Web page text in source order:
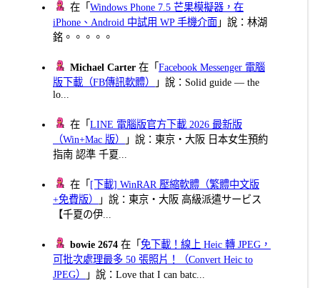
在「Windows Phone 7.5 芒果模擬器，在
iPhone、Android 中試用 WP 手機介面 」說：林湖
銘。。。。。
Michael Carter 在「Facebook Messenger 電腦
版下載（FB傳訊軟體）
」說：Solid guide — the
lo...
在「LINE 電腦版官方下載 2026 最新版
（Win+Mac 版）
」說：東京・大阪 日本女生預約
指南 認準 千夏...
在「 [下載] WinRAR 壓縮軟體（繁體中文版
+免費版）
」說：東京・大阪 高級派遣サービス
【千夏の伊...
bowie 2674 在「免下載！線上 Heic 轉 JPEG，
可批次處理最多 50 張照片！（Convert Heic to
JPEG）
」說：Love that I can batc...